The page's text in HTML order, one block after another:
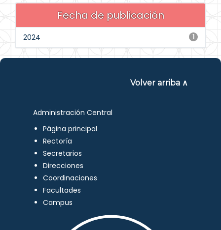
Fecha de publicación
1
2024
Volver arriba ∧
Administración Central
Página principal
Rectoría
Secretarios
Direcciones
Coordinaciones
Facultades
Campus